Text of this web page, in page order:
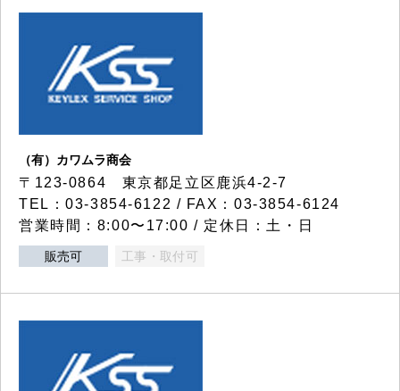
（有）カワムラ商会
〒123-0864 東京都足立区鹿浜4-2-7
TEL：03-3854-6122 / FAX：03-3854-6124
営業時間：8:00〜17:00 / 定休日：土・日
販売可 工事・取付可